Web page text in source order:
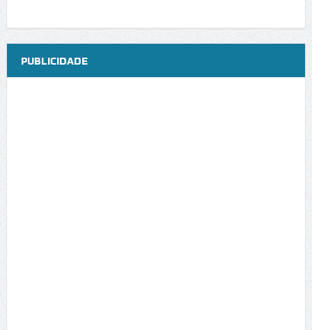
PUBLICIDADE